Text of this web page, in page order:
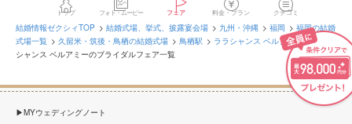
トップ フォト・ムービー フェア 料金・プラン クチコミ
結婚情報ゼクシィTOP 結婚式場、挙式、披露宴会場 九州・沖縄 福岡
福岡の結婚
式場一覧
久留米・筑後・鳥栖の結婚式場 鳥栖駅 ララシャンス ベルアミー
ララ
シャンス ベルアミーのブライダルフェア一覧
MYウェディングノート